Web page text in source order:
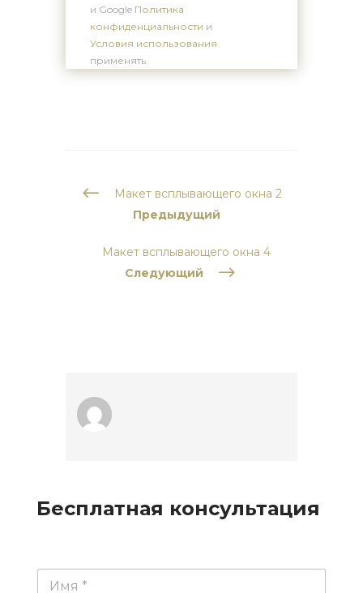
и Google Политика
конфиденциальности и
Условия использования
применять.
#
Макет всплывающего окна 2
Предыдущий
Макет всплывающего окна 4
Следующий
$
Бесплатная консультация
И